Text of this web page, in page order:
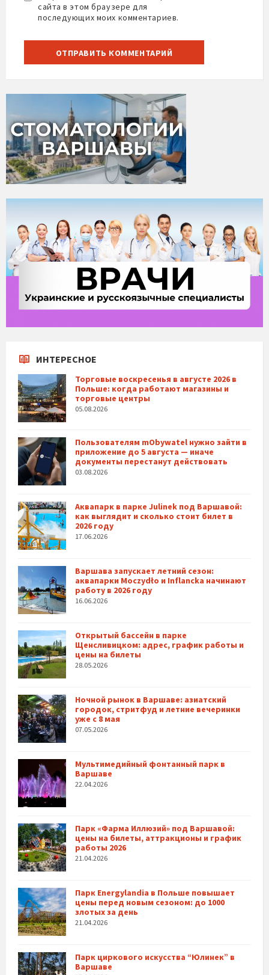
сайта в этом браузере для
последующих моих комментариев.
ИНТЕРЕСНОЕ
Торговые воскресенья в августе 2026 в
Польше: когда работают магазины и
торговые центры
05.08.2026
Пользователям mObywatel нужно зайти в
приложение до 5 августа — иначе
документы перестанут действовать
03.08.2026
Аквапарк в парке Julinek под Варшавой:
как выглядит и сколько стоит билет в
2026 году
17.06.2026
Варшава запускает летний сезон:
аквапарки Moczydło и Inflancka начинают
работу в 2026 году
16.06.2026
Открытый бассейн в парке
Щенсливицком: адрес, график работы и
цены на билеты
28.05.2026
Ночной рынок в Варшаве: азиатский
городок, стритфуд и летние вечеринки
уже с 8 мая
07.05.2026
Мультимедийный фонтанный парк в
Варшаве
22.04.2026
Парк «Фарма Иллюзий» под Варшавой:
цены на билеты, аттракционы и график
работы 2026
21.04.2026
Парк Energylandia в Польше повышает
цены перед новым сезоном: до 1000
злотых за день
21.04.2026
Парк циркового искусства “Юлинек” в
Варшаве